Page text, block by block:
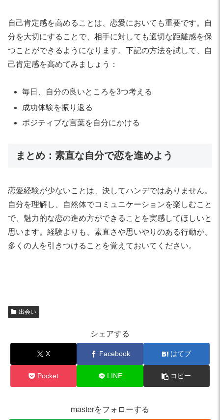
自己肯定感を高めることは、恋愛においても重要です。自
分を大切にすることで、相手に対しても適切な距離感を保
つことができるようになります。下記の方法を試して、自
己肯定感を高めてみましょう：
毎日、自分の良いところを3つ考える
成功体験を振り返る
ポジティブな言葉を自分にかける
まとめ：素直な自分で恋を進めよう
恋愛経験が少ないことは、決してハンデではありません。
自分を理解し、自然体でコミュニケーションを楽しむこと
で、魅力的な恋の進め方ができることを実感してほしいと
思います。経験よりも、素直さや思いやりのある行動が、
多くの人を引きつけることを覚えておいてください。
出会い
シェアする
X Facebook はてブ
Pocket LINE コピー
masterをフォローする